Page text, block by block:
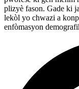
plizyè fason. Gade ki
lekòl yo chwazi a
enfòmasyon